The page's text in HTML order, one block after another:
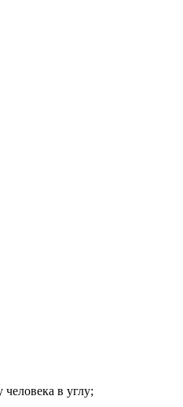
в углу;